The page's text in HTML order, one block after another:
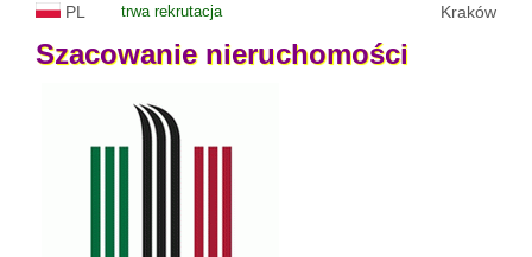
PL trwa rekrutacja Kraków
Szacowanie nieruchomości